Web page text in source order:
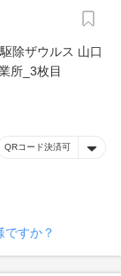
QRコード決済可
すか？